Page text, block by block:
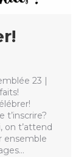
23 |
t’inscrire?
on t’attend
ensemble